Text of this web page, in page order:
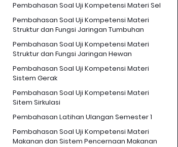
Pembahasan Soal Uji Kompetensi Materi Sel
Pembahasan Soal Uji Kompetensi Materi
Struktur dan Fungsi Jaringan Tumbuhan
Pembahasan Soal Uji Kompetensi Materi
Struktur dan Fungsi Jaringan Hewan
Pembahasan Soal Uji Kompetensi Materi
Sistem Gerak
Pembahasan Soal Uji Kompetensi Materi
Sitem Sirkulasi
Pembahasan Latihan Ulangan Semester 1
Pembahasan Soal Uji Kompetensi Materi
Makanan dan Sistem Pencernaan Makanan